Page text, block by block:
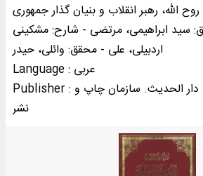
الله، رهبر انقلاب و بنیان گذار جمهوری
سید ابراهیمی، مرتضی - شارح: مشکینی
اردبیلی، علی - محقق: وائلی، حیدر
Language : عربی
Publisher : مؤسسه علمی فرهنگی دار الحديث. سازمان چاپ و
نشر